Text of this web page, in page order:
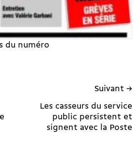
du numéro
Suivant →
Les casseurs du service
public persistent et
signent avec la Poste